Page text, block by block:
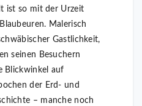
ist so mit der Urzeit
Malerisch
Gastlichkeit,
seinen Besuchern
Blickwinkel auf
der Erd- und
– manche noch